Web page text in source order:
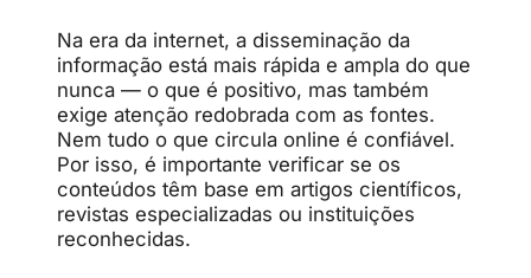
Na era da internet, a disseminação da
informação está mais rápida e ampla do que
nunca — o que é positivo, mas também
exige atenção redobrada com as fontes.
Nem tudo o que circula online é confiável.
Por isso, é importante verificar se os
conteúdos têm base em artigos científicos,
revistas especializadas ou instituições
reconhecidas.